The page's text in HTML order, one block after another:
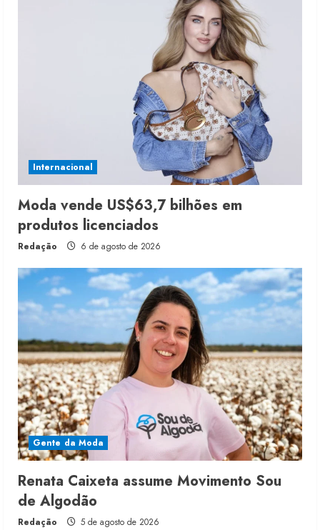
Internacional
Moda vende US$63,7 bilhões em
produtos licenciados
Redação 6 de agosto de 2026
Gente da Moda
Renata Caixeta assume Movimento Sou
de Algodão
Redação 5 de agosto de 2026